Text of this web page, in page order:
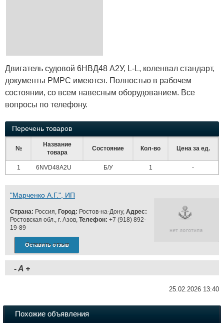
Двигатель судовой 6НВД48 А2У, L-L, коленвал стандарт,
документы РМРС имеются. Полностью в рабочем
состоянии, со всем навесным оборудованием. Все
вопросы по телефону.
Перечень товаров
№
Название
товара
Состояние Кол-во Цена за ед.
1 6NVD48A2U Б/У 1 -
"Марченко А.Г.", ИП
Страна: Россия, Город: Ростов-на-Дону, Адрес:
Ростовская обл., г. Азов, Телефон: +7 (918) 892-
19-89
Оставить отзыв
-A +
25.02.2026 13:40
Похожие объявления